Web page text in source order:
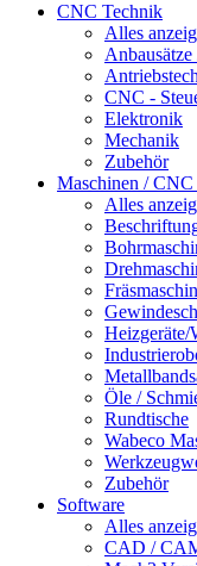
CNC Technik
Alles
CNC -
Elektronik
Mechanik
Zubehör
Maschinen /
Alles
Heizgeräte/
Öle /
Rundtische
Wabeco
Zubehör
Software
Alles
CAD /